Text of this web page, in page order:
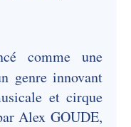
comme une
genre innovant
et cirque
Alex GOUDE,